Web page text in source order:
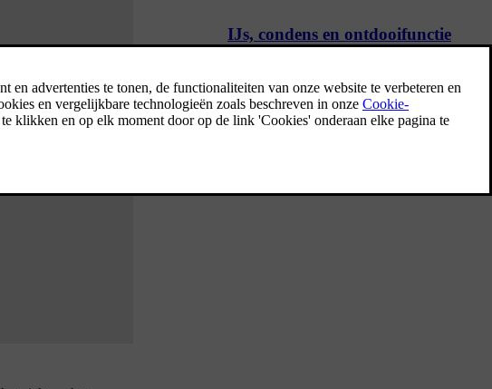
IJs, condens en ontdooifunctie
zicht beperken. Je auto heeft ontdooifuncties,
achterruitverwarming en spiegelverwarming
om dat te voorkomen.